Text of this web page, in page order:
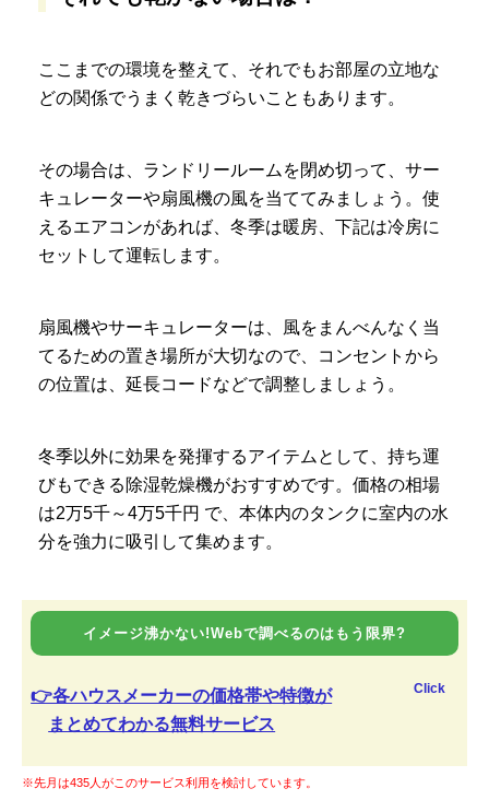
ここまでの環境を整えて、それでもお部屋の立地な
どの関係でうまく乾きづらいこともあります。
その場合は、ランドリールームを閉め切って、サー
キュレーターや扇風機の風を当ててみましょう。使
えるエアコンがあれば、冬季は暖房、下記は冷房に
セットして運転します。
扇風機やサーキュレーターは、風をまんべんなく当
てるための置き場所が大切なので、コンセントから
の位置は、延長コードなどで調整しましょう。
冬季以外に効果を発揮するアイテムとして、持ち運
びもできる除湿乾燥機がおすすめです。価格の相場
は2万5千～4万5千円 で、本体内のタンクに室内の水
分を強力に吸引して集めます。
イメージ沸かない!Webで調べるのはもう限界?
👉各ハウスメーカーの価格帯や特徴が
まとめてわかる無料サービス
Click
※先月は435人がこのサービス利用を検討しています。